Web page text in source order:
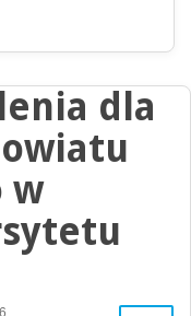
dla
w